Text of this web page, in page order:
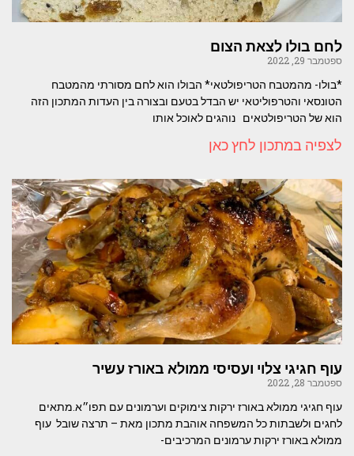
לחם בולו לצאת הצום
ספטמבר 29, 2022
*בולו- מהמטבח הטריפולטאי* הבולו הוא לחם מסורתי מהמטבח
הטונסאי והטרפוליטאי יש הבדל בטעם ובצורה בין העדות המתכון הזה
הוא של הטריפולטאים נוהגים לאוכל אותו
לצפיה במתכון לחץ כאן
עוף חגיגי צלוי ועסיסי ממולא באורז עשיר
ספטמבר 28, 2022
עוף חגיגי ממולא באורז ירקות צימוקים וערמונים עם תפו״א.מתאים
לחגים ולשבתות כל המשפחה אוהבת מתכון מאת – תרצה שובל עוף
ממולא באורז ירקות ערמונים המרכיבים-